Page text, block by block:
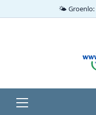
🌤️ Groenlo:
menu